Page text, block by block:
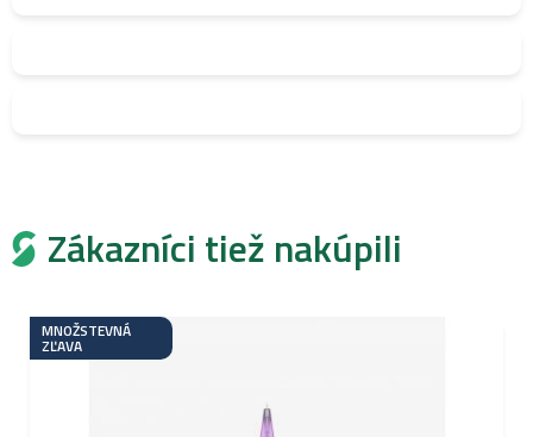
Zákazníci tiež nakúpili
MNOŽSTEVNÁ
ZĽAVA